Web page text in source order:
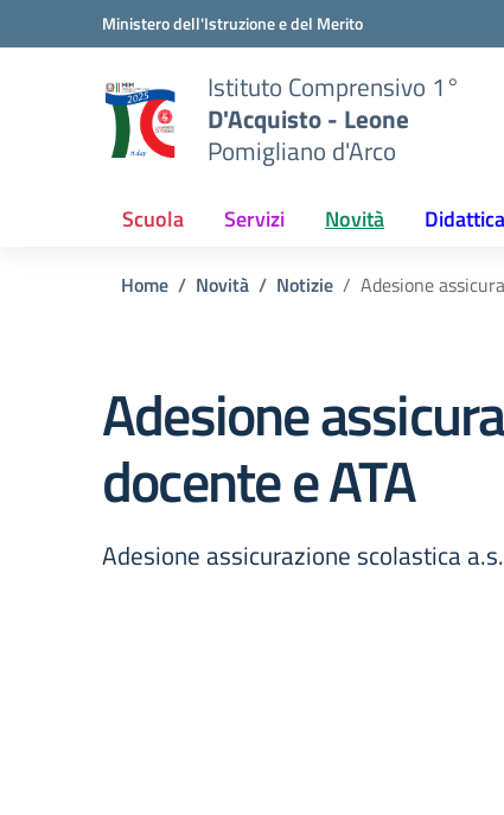
Vai ai contenuti
Vai al menu di navigazioneMinistero dell'Istruzione e del Merito
Istituto Comprensivo 1°
D'Acquisto - Leone
Pomigliano d'Arco
Scuola Servizi Novità Didattica
Home Novità Notizie Adesione
Adesione
docente e ATA
Adesione assicurazione scolastica